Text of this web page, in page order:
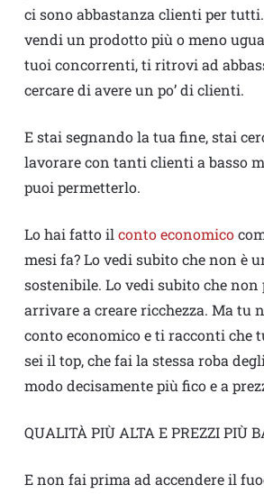
ci sono abbastanza clienti per
vendi un prodotto più o meno
tuoi concorrenti, ti ritrovi ad
cercare di avere un po’ di clienti.
E stai segnando la tua fine, stai
lavorare con tanti clienti a basso
puoi permetterlo.
Lo hai fatto ilconto economico
mesi fa? Lo vedi subito che non è
sostenibile. Lo vedi subito che
arrivare a creare ricchezza. Ma tu
conto economico e ti racconti che
sei il top, che fai la stessa roba
modo decisamente più fico e a
QUALITÀ PIÙ ALTA E PREZZI PIÙ
E non fai prima ad accendere il